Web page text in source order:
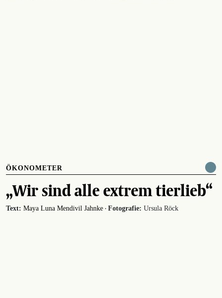
ÖKONOMETER
„Wir sind alle extrem tierlieb“
Text: Maya Luna Mendivil Jahnke · Fotografie: Ursula Röck